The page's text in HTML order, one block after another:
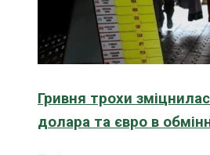
Гривня трохи
долара та євро в